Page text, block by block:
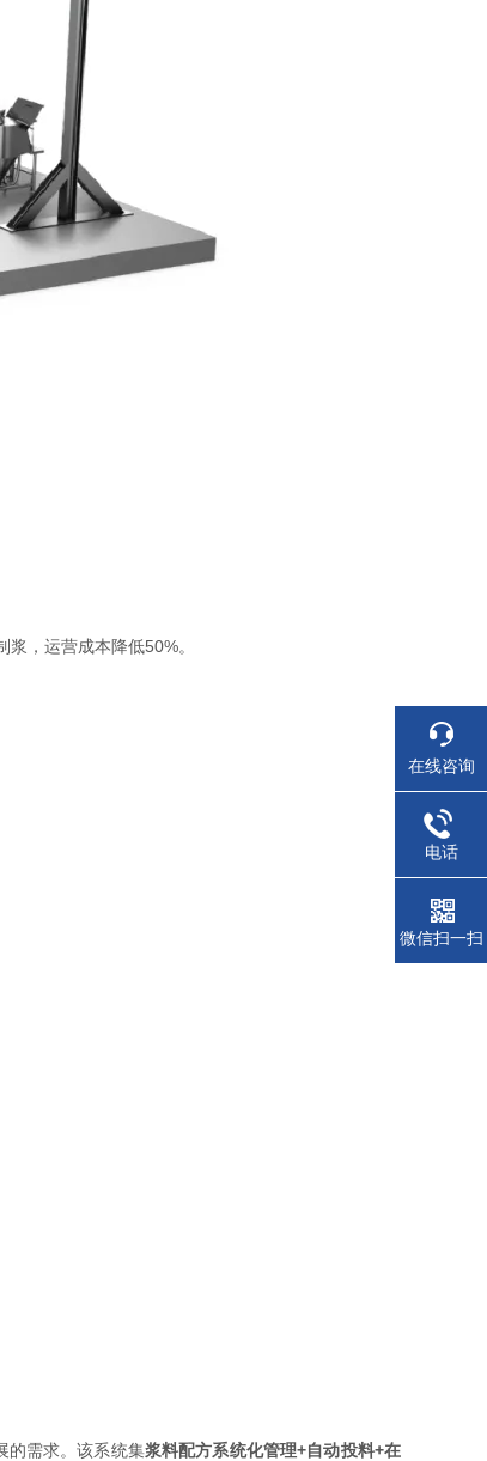
，运营成本降低50%。
的需求。该系统集浆料配方系统化管理+自动投料+在
在线咨询
电话
微信扫一扫